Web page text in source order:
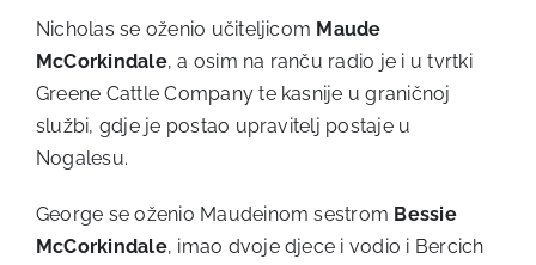
Nicholas se oženio učiteljicom Maude
McCorkindale, a osim na ranču radio je i u tvrtki
Greene Cattle Company te kasnije u graničnoj
službi, gdje je postao upravitelj postaje u
Nogalesu.
George se oženio Maudeinom sestrom Bessie
McCorkindale, imao dvoje djece i vodio i Bercich